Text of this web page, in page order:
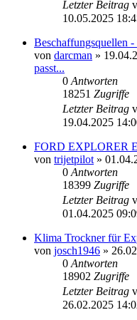
Letzter Beitrag
10.05.2025
Beschaffungsquellen
von darcman »
passt...
0 Antworten
18251 Zugriffe
Letzter Beitrag
19.04.2025
FORD EXPLORER
von trijetpilot »
0 Antworten
18399 Zugriffe
Letzter Beitrag
01.04.2025
Klima Trockner für
von josch1946 »
0 Antworten
18902 Zugriffe
Letzter Beitrag
26.02.2025